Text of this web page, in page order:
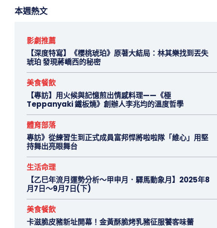
本週熱文
影劇推薦
【深度特寫】《櫻桃琥珀》原著大結局：林其樂找到丟失
琥珀 發現蔣嶠西的秘密
美食餐飲
【專訪】用火候與記憶煎出情感料理——《極
Teppanyaki 鐵板燒》創辦人李兆均的溫度哲學
體育部落
專訪》從練習生到正式成員富邦悍將啦啦隊「維心」用堅
持舞出亮眼舞台
生活命理
【乙巳年流月運勢分析～甲申月．驛馬動象月】2025年8
月7日～9月7日(下)
美食餐飲
卡滋脆皮豬新址開幕！金黃酥脆烤乳豬征服饕客味蕾